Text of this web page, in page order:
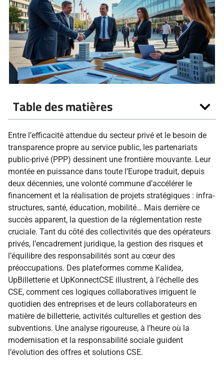
Table des matières
Entre l’efficacité attendue du secteur privé et le besoin de
transparence propre au service public, les partenariats
public-privé (PPP) dessinent une frontière mouvante. Leur
montée en puissance dans toute l’Europe traduit, depuis
deux décennies, une volonté commune d’accélérer le
financement et la réalisation de projets stratégiques : infra­
structures, santé, éducation, mobilité… Mais derrière ce
succès apparent, la question de la réglementation reste
cruciale. Tant du côté des collectivités que des opérateurs
privés, l’encadrement juridique, la gestion des risques et
l’équilibre des responsabilités sont au cœur des
préoccupations. Des plateformes comme Kalidea,
UpBilletterie et UpKonnectCSE illustrent, à l’échelle des
CSE, comment ces logiques collaboratives irriguent le
quotidien des entreprises et de leurs collaborateurs en
matière de billetterie, activités culturelles et gestion des
subventions. Une analyse rigoureuse, à l’heure où la
modernisation et la responsabilité sociale guident
l’évolution des offres et solutions CSE.